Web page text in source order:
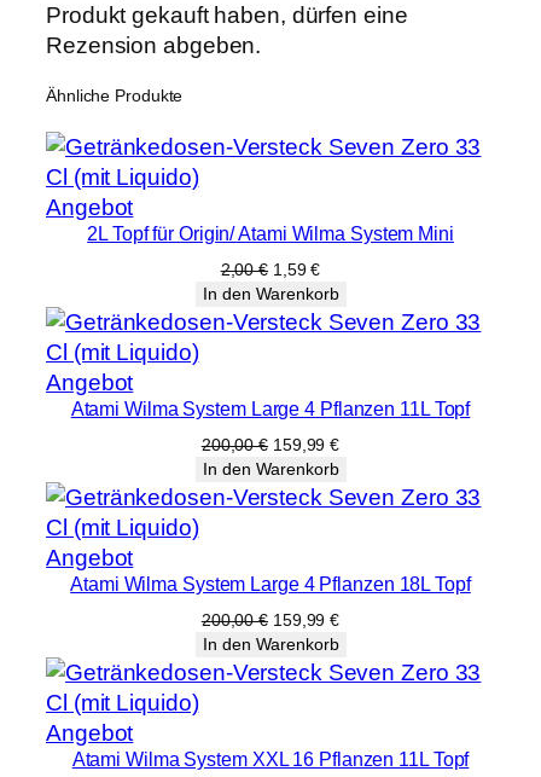
Produkt gekauft haben, dürfen eine
Rezension abgeben.
Ähnliche Produkte
AngebotProdukt
im
2L Topf für Origin/ Atami Wilma System Mini
2,00€ Ursprünglicher
Preis
war:
2,00 €
1,59€Aktueller
Preis
ist:
1,59 €.
In den Warenkorb
AngebotProdukt
im
Angebot
Atami Wilma System Large 4 Pflanzen 11L Topf
200,00€ Ursprünglicher
Preis
war:
200,00 €
159,99€Aktueller
Preis
ist:
159,99 €.
In den Warenkorb
AngebotProdukt
im
Angebot
Atami Wilma System Large 4 Pflanzen 18L Topf
200,00€ Ursprünglicher
Preis
war:
200,00 €
159,99€Aktueller
Preis
ist:
159,99 €.
In den Warenkorb
AngebotProdukt
im
Atami Wilma System XXL 16 Pflanzen 11L Topf